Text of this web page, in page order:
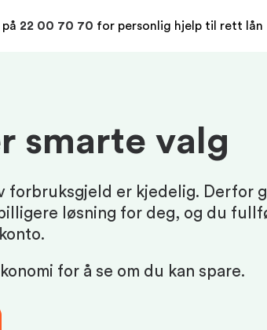
på 22 00 70 70 for personlig hjelp til rett lån
smarte valg
forbruksgjeld er kjedelig. Derfor
løsning for deg, og du
for å se om du kan spare.